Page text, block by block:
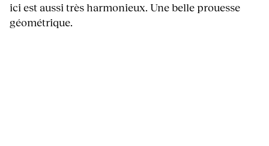
ici est aussi très harmonieux. Une belle prouesse
géométrique.